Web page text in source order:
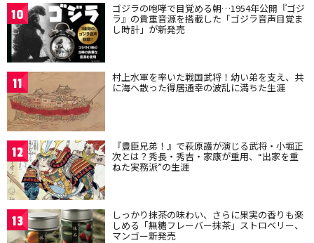
10 ゴジラの咆哮で目覚める朝…1954年公開『ゴジ
ラ』の貴重音源を搭載した「ゴジラ音声目覚ま
し時計」が新発売
11 村上水軍を率いた戦国武将！幼い弟を支え、共
に海へ散った得居通幸の波乱に満ちた生涯
12 『豊臣兄弟！』で萩原護が演じる武将・小堀正
次とは？秀長・秀吉・家康が重用、“出家を重
ねた実務派”の生涯
13 しっかり抹茶の味わい、さらに果実の香りも楽
しめる「無糖フレーバー抹茶」ストロベリー、
マンゴー新発売